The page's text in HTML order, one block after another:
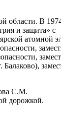
области. В
и защита» с
атомной
С.М.
дорожкой.